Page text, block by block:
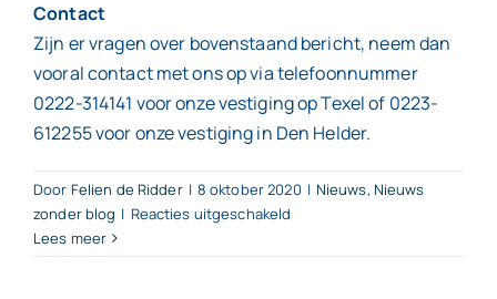
Contact
Zijn er vragen over bovenstaand bericht, neem dan
vooral contact met ons op via telefoonnummer
0222-314141 voor onze vestiging op Texel of 0223-
612255 voor onze vestiging in Den Helder.
Door Felien de Ridder | 8 oktober 2020 | Nieuws, Nieuws
zonder blog | Reacties uitgeschakeld
Lees meer